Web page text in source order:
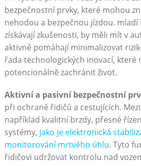
bezpečnostní prvky, které mohou
nehodou a bezpečnou jízdou.
získávají zkušenosti, by měli mít v
aktivně pomáhají minimalizovat
řada technologických inovací, které
potencionálně zachránit život.
Aktivní a pasivní bezpečnostní
při ochraně řidičů a cestujících.
například kvalitní brzdy, přesné
systémy, jako je elektronická
monitorování mrtvého úhlu. Tyto
řidičovi udržovat kontrolu nad